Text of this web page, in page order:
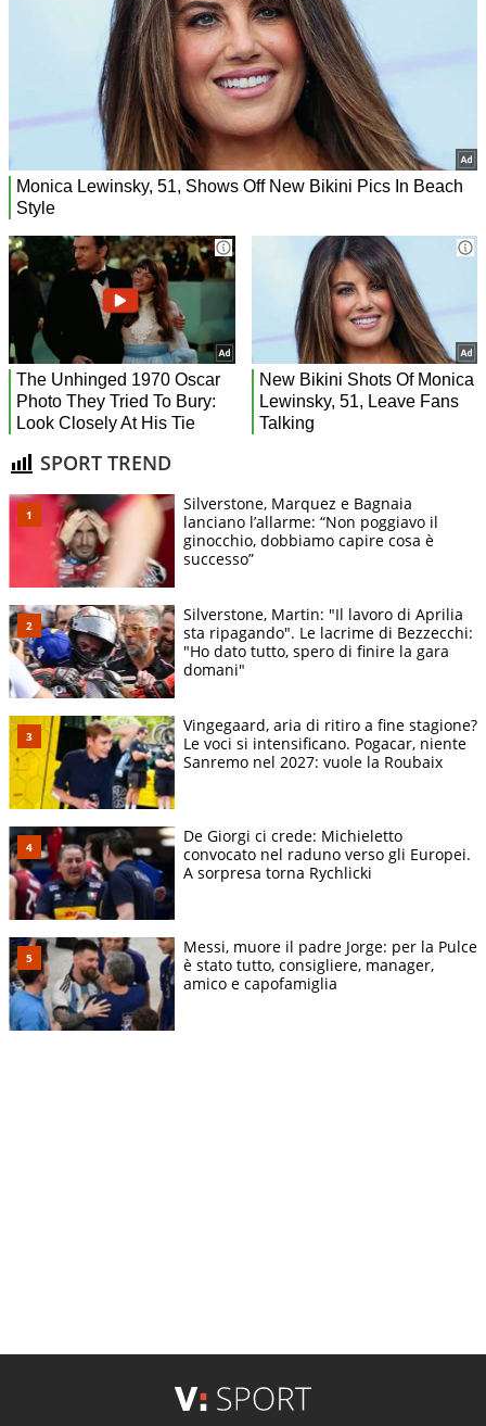
SPORT TREND
Silverstone, Marquez e Bagnaia
lanciano l’allarme: “Non poggiavo il
ginocchio, dobbiamo capire cosa è
successo”
Silverstone, Martin: "Il lavoro di Aprilia
sta ripagando". Le lacrime di Bezzecchi:
"Ho dato tutto, spero di finire la gara
domani"
Vingegaard, aria di ritiro a fine stagione?
Le voci si intensificano. Pogacar, niente
Sanremo nel 2027: vuole la Roubaix
De Giorgi ci crede: Michieletto
convocato nel raduno verso gli Europei.
A sorpresa torna Rychlicki
Messi, muore il padre Jorge: per la Pulce
è stato tutto, consigliere, manager,
amico e capofamiglia